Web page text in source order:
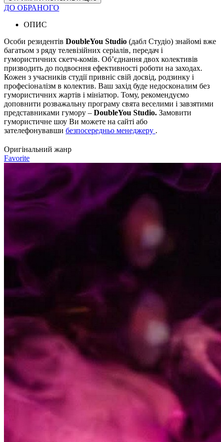
ДО ОБРАНОГО
ОПИС
Особи резидентів DoubleYou Studio (дабл Студіо) знайомі вже
багатьом з ряду телевізійних серіалів, передач і
гумористичних скетч-комів. Об’єднання двох колективів
призводить до подвоєння ефективності роботи на заходах.
Кожен з учасників студії привніс свій досвід, родзинку і
професіоналізм в колектив. Ваш захід буде недосконалим без
гумористичних жартів і мініатюр. Тому, рекомендуємо
доповнити розважальну програму свята веселими і завзятими
представниками гумору – DoubleYou Studio. Замовити
гумористичне шоу Ви можете на сайті або
зателефонувавши безпосередньо менеджеру .
Оригінальний жанр
Favorite